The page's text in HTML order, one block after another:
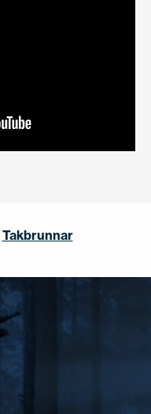
Takbrunnar